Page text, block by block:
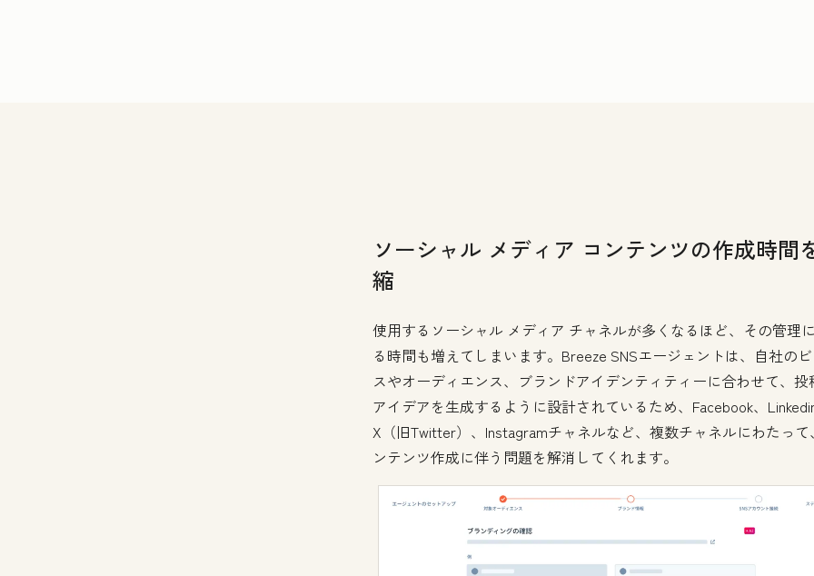
ソーシャル メディア コンテンツの作成時間
縮
使用するソーシャル メディア チャネルが多くなるほど、その管理
る時間も増えてしまいます。Breeze SNSエージェントは、自社の
スやオーディエンス、ブランドアイデンティティーに合わせて、投
アイデアを生成するように設計されているため、Facebook、
X（旧Twitter）、Instagramチャネルなど、複数チャネルにわたって
ンテンツ作成に伴う問題を解消してくれます。